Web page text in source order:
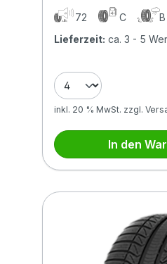
72 C
B
Lieferzeit: ca. 3 - 5
inkl. 20 % MwSt. zzgl.
In den